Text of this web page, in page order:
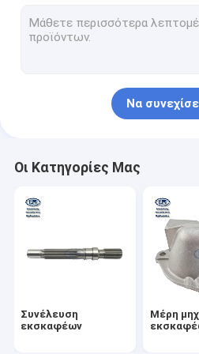
Μηχανή ταλάντευσης
Εξαρτήσεις σφραγίδων
Στροβιλοσυμπιεστής
Φίλτρο εκσκαφέων
Να
Οι Κατηγορίες Μας
Συνέλευση
εκσκαφέων
Μέρη